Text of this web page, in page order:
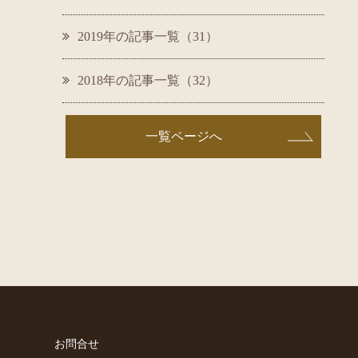
2019年の記事一覧（31）
2018年の記事一覧（32）
一覧ページへ
お問合せ